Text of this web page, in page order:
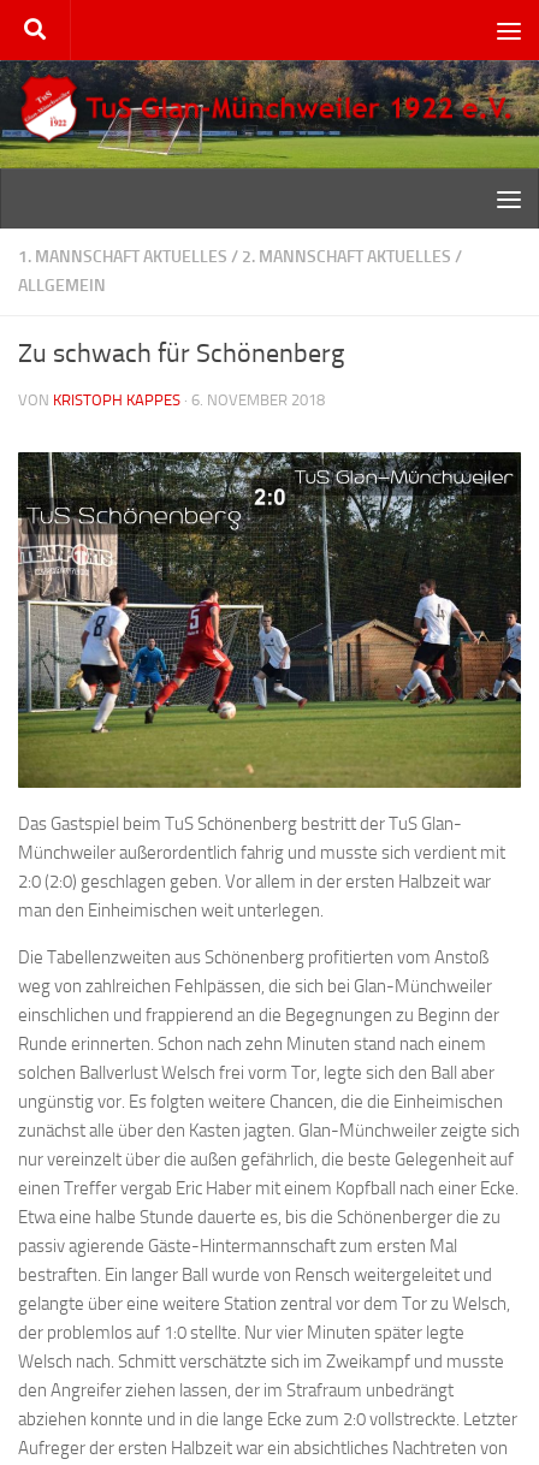
Zum Inhalt springen
1. MANNSCHAFT AKTUELLES / 2. MANNSCHAFT AKTUELLES /
ALLGEMEIN
Zu schwach für Schönenberg
VON KRISTOPH KAPPES · 6. NOVEMBER 2018
Das Gastspiel beim TuS Schönenberg bestritt der TuS Glan-
Münchweiler außerordentlich fahrig und musste sich verdient mit
2:0 (2:0) geschlagen geben. Vor allem in der ersten Halbzeit war
man den Einheimischen weit unterlegen.
Die Tabellenzweiten aus Schönenberg profitierten vom Anstoß
weg von zahlreichen Fehlpässen, die sich bei Glan-Münchweiler
einschlichen und frappierend an die Begegnungen zu Beginn der
Runde erinnerten. Schon nach zehn Minuten stand nach einem
solchen Ballverlust Welsch frei vorm Tor, legte sich den Ball aber
ungünstig vor. Es folgten weitere Chancen, die die Einheimischen
zunächst alle über den Kasten jagten. Glan-Münchweiler zeigte sich
nur vereinzelt über die außen gefährlich, die beste Gelegenheit auf
einen Treffer vergab Eric Haber mit einem Kopfball nach einer Ecke.
Etwa eine halbe Stunde dauerte es, bis die Schönenberger die zu
passiv agierende Gäste-Hintermannschaft zum ersten Mal
bestraften. Ein langer Ball wurde von Rensch weitergeleitet und
gelangte über eine weitere Station zentral vor dem Tor zu Welsch,
der problemlos auf 1:0 stellte. Nur vier Minuten später legte
Welsch nach. Schmitt verschätzte sich im Zweikampf und musste
den Angreifer ziehen lassen, der im Strafraum unbedrängt
abziehen konnte und in die lange Ecke zum 2:0 vollstreckte. Letzter
Aufreger der ersten Halbzeit war ein absichtliches Nachtreten von